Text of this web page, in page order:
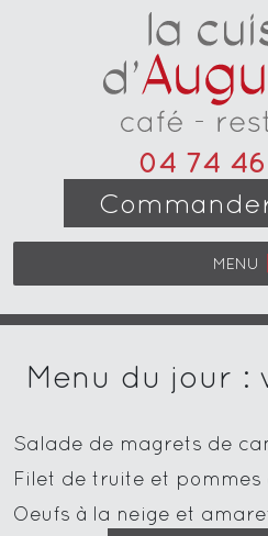
04 74
MENU
Menu du jour :
Salade de magrets de
Filet de truite et
Oeufs à la neige et